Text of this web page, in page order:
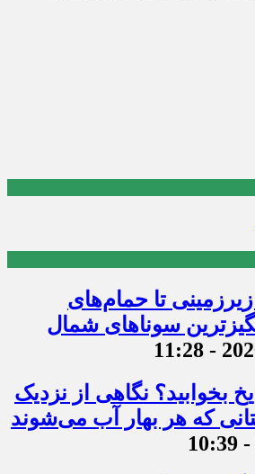
زیرزمینی تا حمام‌های
سوناهای شمال
بخوابید؟ نگاهی از نزدیک
که هر بهار آب می‌شوند